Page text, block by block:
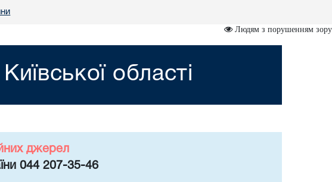
Людям з порушенням зору
області
джерел
044 207-35-46